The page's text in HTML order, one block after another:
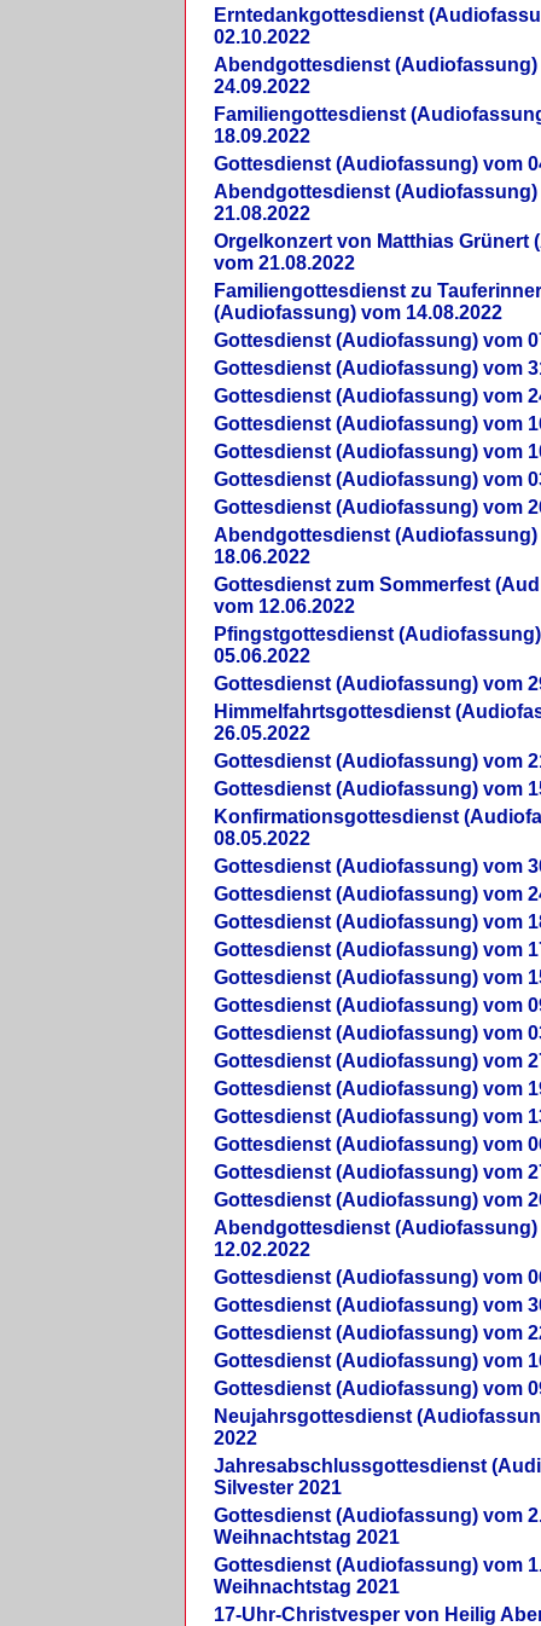
Erntedankgottesdienst
02.10.2022
Abendgottesdienst (Audiofassung)
24.09.2022
Familiengottesdienst
18.09.2022
Gottesdienst (Audiofassung) vom
Abendgottesdienst (Audiofassung)
21.08.2022
Orgelkonzert von Matthias Grünert
vom 21.08.2022
Familiengottesdienst zu
(Audiofassung) vom 14.08.2022
Gottesdienst (Audiofassung) vom
Gottesdienst (Audiofassung) vom
Gottesdienst (Audiofassung) vom
Gottesdienst (Audiofassung) vom
Gottesdienst (Audiofassung) vom
Gottesdienst (Audiofassung) vom
Gottesdienst (Audiofassung) vom
Abendgottesdienst (Audiofassung)
18.06.2022
Gottesdienst zum Sommerfest
vom 12.06.2022
Pfingstgottesdienst
05.06.2022
Gottesdienst (Audiofassung) vom
Himmelfahrtsgottesdienst
26.05.2022
Gottesdienst (Audiofassung) vom
Gottesdienst (Audiofassung) vom
Konfirmationsgottesdienst
08.05.2022
Gottesdienst (Audiofassung) vom
Gottesdienst (Audiofassung) vom
Gottesdienst (Audiofassung) vom
Gottesdienst (Audiofassung) vom
Gottesdienst (Audiofassung) vom
Gottesdienst (Audiofassung) vom
Gottesdienst (Audiofassung) vom
Gottesdienst (Audiofassung) vom
Gottesdienst (Audiofassung) vom
Gottesdienst (Audiofassung) vom
Gottesdienst (Audiofassung) vom
Gottesdienst (Audiofassung) vom
Gottesdienst (Audiofassung) vom
Abendgottesdienst (Audiofassung)
12.02.2022
Gottesdienst (Audiofassung) vom
Gottesdienst (Audiofassung) vom
Gottesdienst (Audiofassung) vom
Gottesdienst (Audiofassung) vom
Gottesdienst (Audiofassung) vom
Neujahrsgottesdienst
2022
Jahresabschlussgottesdienst
Silvester 2021
Gottesdienst (Audiofassung) vom
Weihnachtstag 2021
Gottesdienst (Audiofassung) vom
Weihnachtstag 2021
17-Uhr-Christvesper von Heilig